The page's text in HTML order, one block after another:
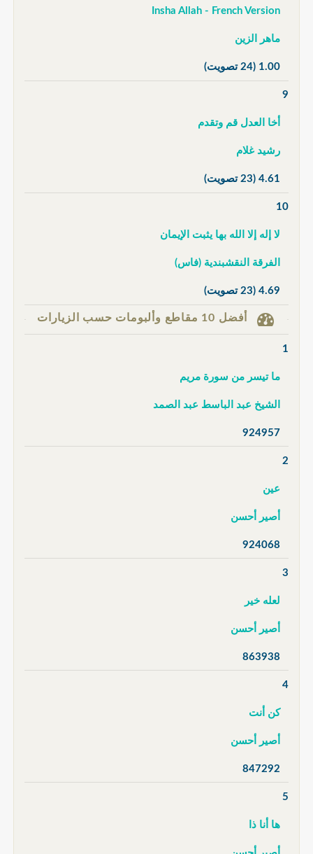
Insha Allah - French Version
ماهر الزين
1.00 (24 تصويت)
9
أخا العدل قم وتقدم
رشيد غلام
4.61 (23 تصويت)
10
لا إله إلا الله بها يثبت الإيمان
الفرقة النقشبندية (فاس)
4.69 (23 تصويت)
أفضل 10 مقاطع وألبومات حسب الزيارات
1
ما تيسر من سورة مريم
الشيخ عبد الباسط عبد الصمد
924957
2
عين
أصير أحسن
924068
3
لعله خير
أصير أحسن
863938
4
كن أنت
أصير أحسن
847292
5
ها أنا ذا